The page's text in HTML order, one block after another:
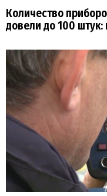
Количество
довели до 100